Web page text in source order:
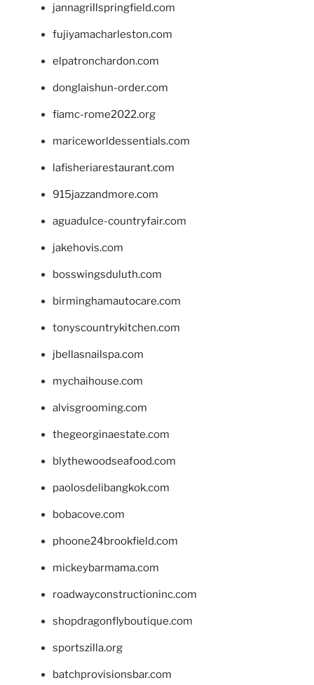
jannagrillspringfield.com
fujiyamacharleston.com
elpatronchardon.com
donglaishun-order.com
fiamc-rome2022.org
mariceworldessentials.com
lafisheriarestaurant.com
915jazzandmore.com
aguadulce-countryfair.com
jakehovis.com
bosswingsduluth.com
birminghamautocare.com
tonyscountrykitchen.com
jbellasnailspa.com
mychaihouse.com
alvisgrooming.com
thegeorginaestate.com
blythewoodseafood.com
paolosdelibangkok.com
bobacove.com
phoone24brookfield.com
mickeybarmama.com
roadwayconstructioninc.com
shopdragonflyboutique.com
sportszilla.org
batchprovisionsbar.com